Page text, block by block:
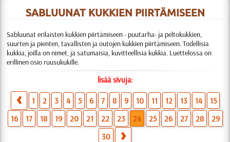
SABLUUNAT KUKKIEN PIIRTÄMISEEN
Sabluunat erilaisten kukkien piirtämiseen - puutarha- ja peltokukkien,
suurten ja pienten, tavallisten ja outojen kukkien piirtämiseen. Todellisia
kukkia, joilla on nimet, ja satumaisia, kuvitteellisia kukkia. Luettelossa on
erillinen osio ruusukukille.
lisää sivuja:
1 2 3 4 5 6 7 8 9 10 11 12 13 14
15
16
17 18 19 20 21 22 23 24 25 26 27 28
29
30